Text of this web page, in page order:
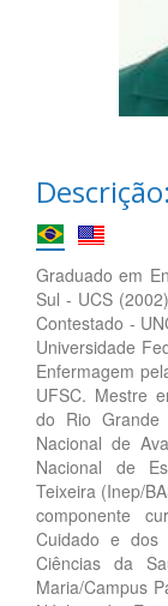
Descrição:
Graduado em
Sul - UCS
Contestado -
Universidade
Enfermagem
UFSC. Mestre
do Rio
Nacional de
Nacional de
Teixeira (Inep/
componente
Cuidado e dos
Ciências da
Maria/Campus